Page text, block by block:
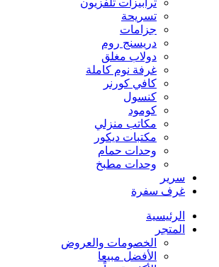
ترابيزات تلفزيون
تسريحة
جزامات
دريسنج روم
دولاب مغلق
غرفة نوم كاملة
كافي كورنر
كنسول
كومود
مكاتب منزلي
مكتبات ديكور
وحدات حمام
وحدات مطبخ
سرير
غرف سفرة
الرئيسية
المتجر
الخصومات والعروض
الأفضل مبيعا